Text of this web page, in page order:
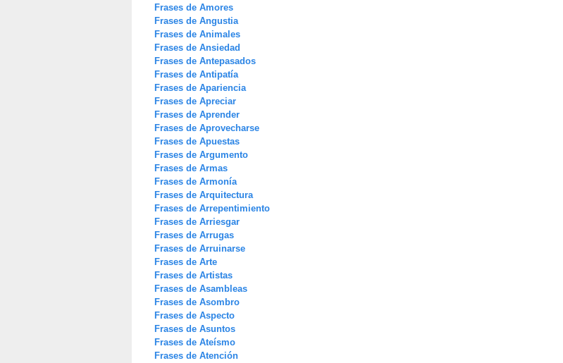
Frases de Amores
Frases de Angustia
Frases de Animales
Frases de Ansiedad
Frases de Antepasados
Frases de Antipatía
Frases de Apariencia
Frases de Apreciar
Frases de Aprender
Frases de Aprovecharse
Frases de Apuestas
Frases de Argumento
Frases de Armas
Frases de Armonía
Frases de Arquitectura
Frases de Arrepentimiento
Frases de Arriesgar
Frases de Arrugas
Frases de Arruinarse
Frases de Arte
Frases de Artistas
Frases de Asambleas
Frases de Asombro
Frases de Aspecto
Frases de Asuntos
Frases de Ateísmo
Frases de Atención